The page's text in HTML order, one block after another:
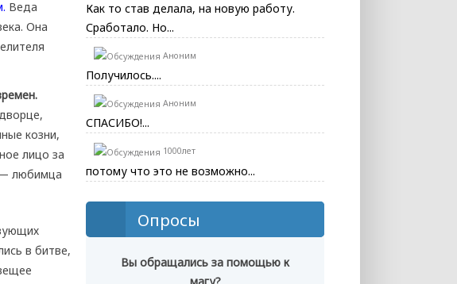
Веда
Она
козни,
лицо за
— любимца
в битве,
Как то став делала, на новую работу.
Сработало. Но...
Аноним
Получилось....
Аноним
СПАСИБО!...
1000лет
потому что это не возможно...
Опросы
Вы обращались за помощью к
магу?